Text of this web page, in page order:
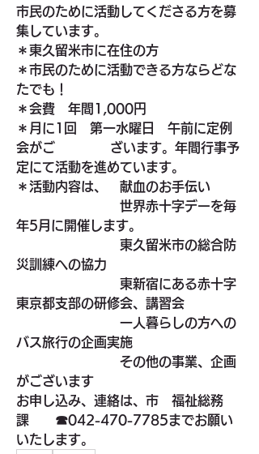
市民のために活動してくださる方を募
集しています。
＊東久留米市に在住の方
＊市民のために活動できる方ならどな
たでも！
＊会費　年間1,000円
＊月に1回　第一水曜日　午前に定例
会がご　　　    ざいます。年間行事予
定にて活動を進めています。
＊活動内容は、　献血のお手伝い
世界赤十字デーを毎
年5月に開催します。
東久留米市の総合防
災訓練への協力
東新宿にある赤十字
東京都支部の研修会、講習会
一人暮らしの方への
バス旅行の企画実施
その他の事業、企画
がございます
お申し込み、連絡は、市　福祉総務
課　　☎042-470-7785までお願い
いたします。